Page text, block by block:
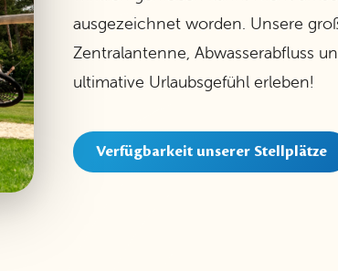
ausgezeichnet worden. Unsere
Zentralantenne, Abwasserabfluss
ultimative Urlaubsgefühl erleben!
Verfügbarkeit unserer Stellplätze